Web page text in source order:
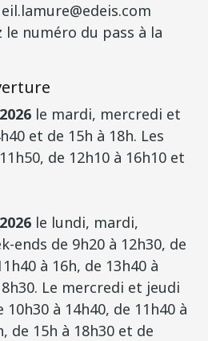
le numéro du pass à la
le mardi, mercredi et
et de 15h à 18h. Les
de 12h10 à 16h10 et
le lundi, mardi,
ends de 9h20 à 12h30, de
à 16h, de 13h40 à
Le mercredi et jeudi
10h30 à 14h40, de 11h40 à
de 15h à 18h30 et de